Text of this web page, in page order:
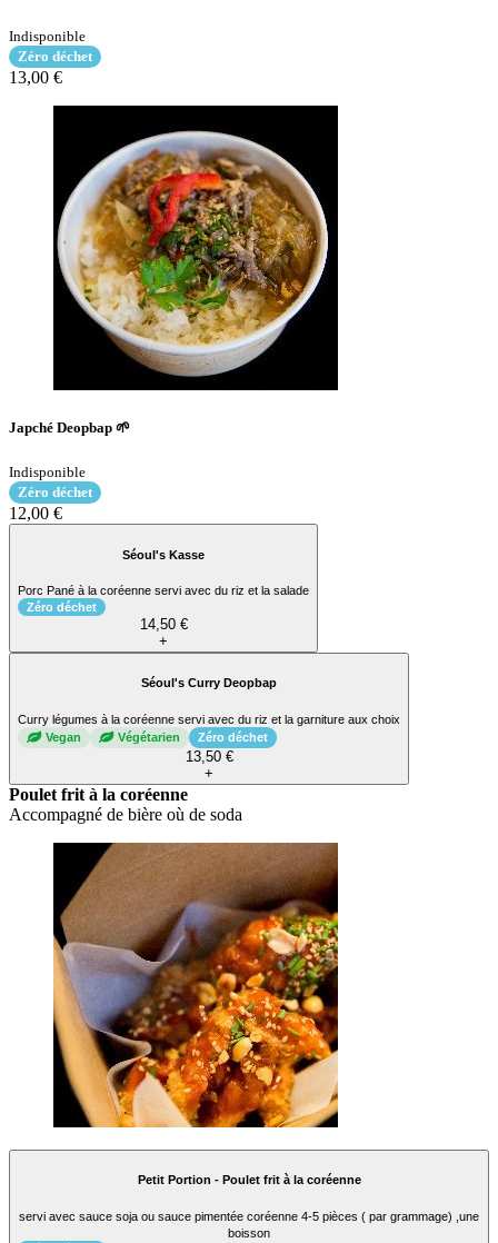
Indisponible
Zéro déchet
13,00 €
Japché Deopbap 🌱
Indisponible
Zéro déchet
12,00 €
Séoul's Kasse
Porc Pané à la coréenne servi avec du riz et la salade
Zéro déchet
14,50 €
+
Séoul's Curry Deopbap
Curry légumes à la coréenne servi avec du riz et la garniture aux choix
Vegan
Végétarien Zéro déchet
13,50 €
+
Poulet frit à la coréenne
Accompagné de bière où de soda
Petit Portion - Poulet frit à la coréenne
servi avec sauce soja ou sauce pimentée coréenne 4-5 pièces ( par grammage) ,une
boisson